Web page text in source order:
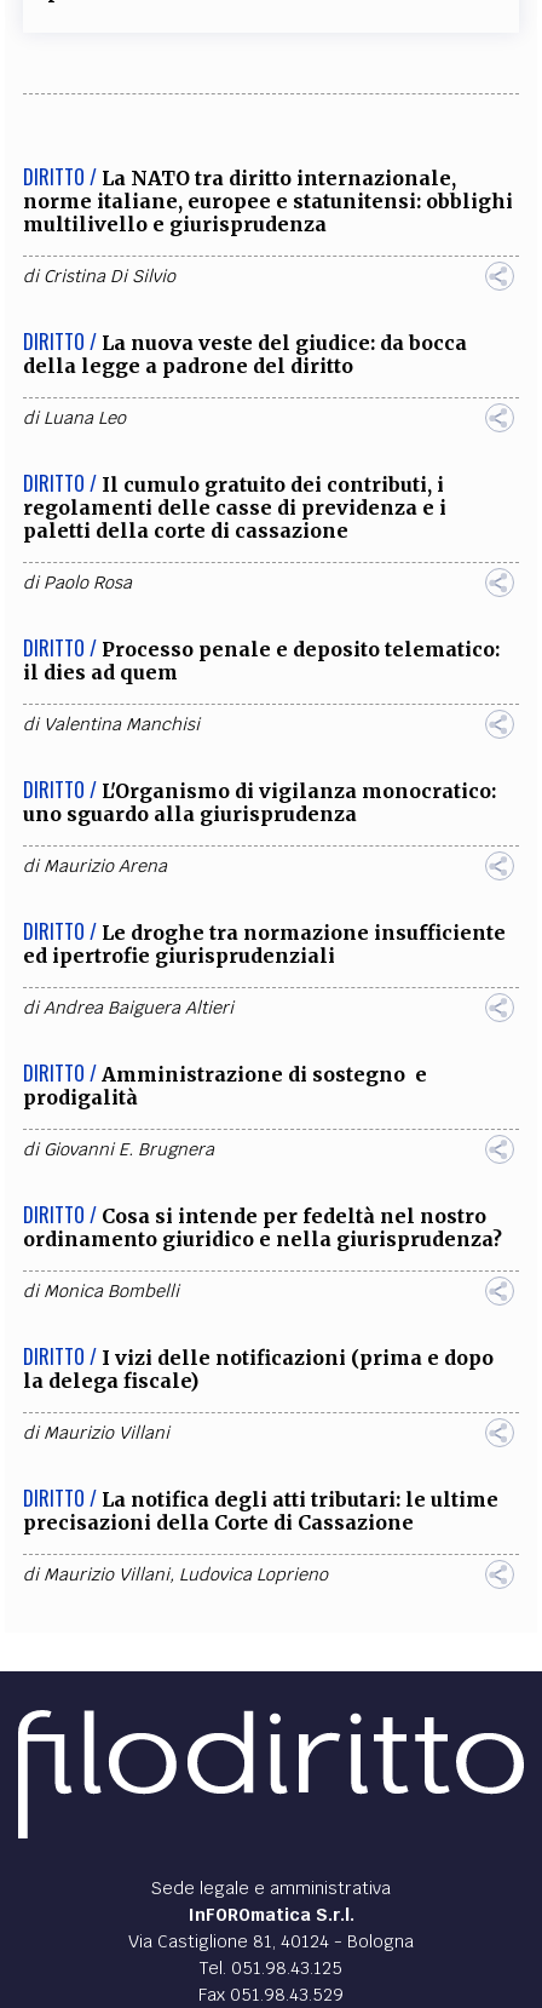
DIRITTO / La NATO tra diritto internazionale,
norme italiane, europee e statunitensi: obblighi
multilivello e giurisprudenza
diCristina Di Silvio
DIRITTO / La nuova veste del giudice: da bocca
della legge a padrone del diritto
diLuana Leo
DIRITTO / Il cumulo gratuito dei contributi, i
regolamenti delle casse di previdenza e i
paletti della corte di cassazione
diPaolo Rosa
DIRITTO / Processo penale e deposito telematico:
il dies ad quem
di Valentina Manchisi
DIRITTO / L'Organismo di vigilanza monocratico:
uno sguardo alla giurisprudenza
diMaurizio Arena
DIRITTO / Le droghe tra normazione insufficiente
ed ipertrofie giurisprudenziali
diAndrea Baiguera Altieri
DIRITTO / Amministrazione di sostegno e
prodigalità
diGiovanni E. Brugnera
DIRITTO / Cosa si intende per fedeltà nel nostro
ordinamento giuridico e nella giurisprudenza?
diMonica Bombelli
DIRITTO / I vizi delle notificazioni (prima e dopo
la delega fiscale)
diMaurizio Villani
DIRITTO / La notifica degli atti tributari: le ultime
precisazioni della Corte di Cassazione
diMaurizio Villani, Ludovica Loprieno
Sede legale e amministrativa
InFOROmatica S.r.l.
Via Castiglione 81, 40124 - Bologna
Tel. 051.98.43.125
Fax 051.98.43.529